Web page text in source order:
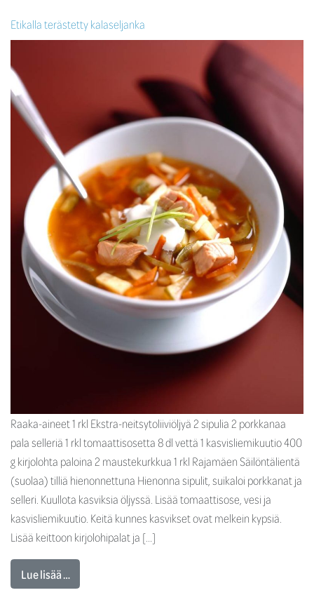
Etikalla terästetty kalaseljanka
Raaka-aineet 1 rkl Ekstra-neitsytoliiviöljyä 2 sipulia 2 porkkanaa
pala selleriä 1 rkl tomaattisosetta 8 dl vettä 1 kasvisliemikuutio 400
g kirjolohta paloina 2 maustekurkkua 1 rkl Rajamäen Säilöntälientä
(suolaa) tilliä hienonnettuna Hienonna sipulit, suikaloi porkkanat ja
selleri. Kuullota kasviksia öljyssä. Lisää tomaattisose, vesi ja
kasvisliemikuutio. Keitä kunnes kasvikset ovat melkein kypsiä.
Lisää keittoon kirjolohipalat ja […]
Lue lisää …